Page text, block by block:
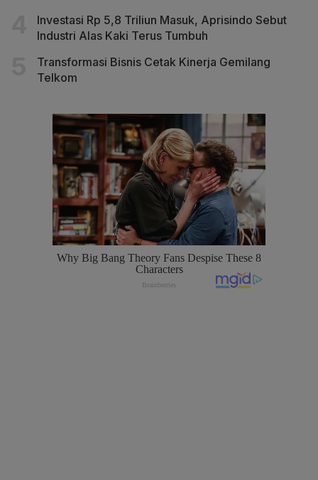
Investasi Rp 5,8 Triliun Masuk, Aprisindo Sebut
Industri Alas Kaki Terus Tumbuh
Transformasi Bisnis Cetak Kinerja Gemilang
Telkom